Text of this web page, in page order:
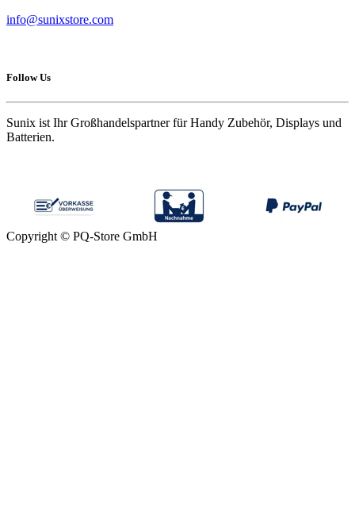
info@sunixstore.com
Follow Us
Sunix ist Ihr Großhandelspartner für Handy Zubehör, Displays und
Batterien.
Copyright © PQ-Store GmbH